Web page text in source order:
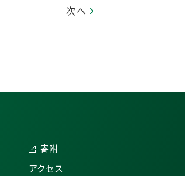
次へ
寄附
アクセス